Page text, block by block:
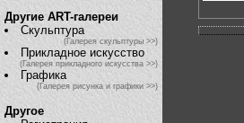
Другие ART-галереи
Скульптура
(Галерея скульптуры >>)
Прикладное искусство
(Галерея прикладного искусства >>)
Графика
(Галерея рисунка и графики >>)
Другое